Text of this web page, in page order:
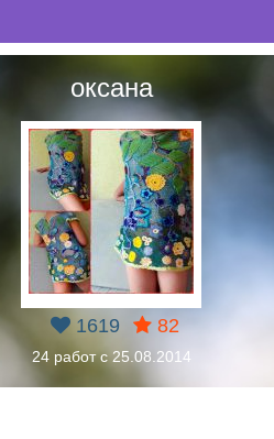
оксана
1619 82
24 работ с 25.08.2014